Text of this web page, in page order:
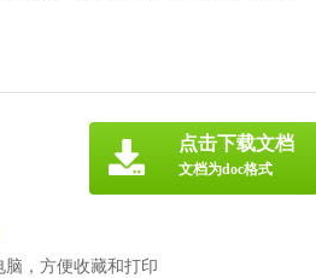
脑，方便收藏和打印
点击下载文档
文档为doc格式